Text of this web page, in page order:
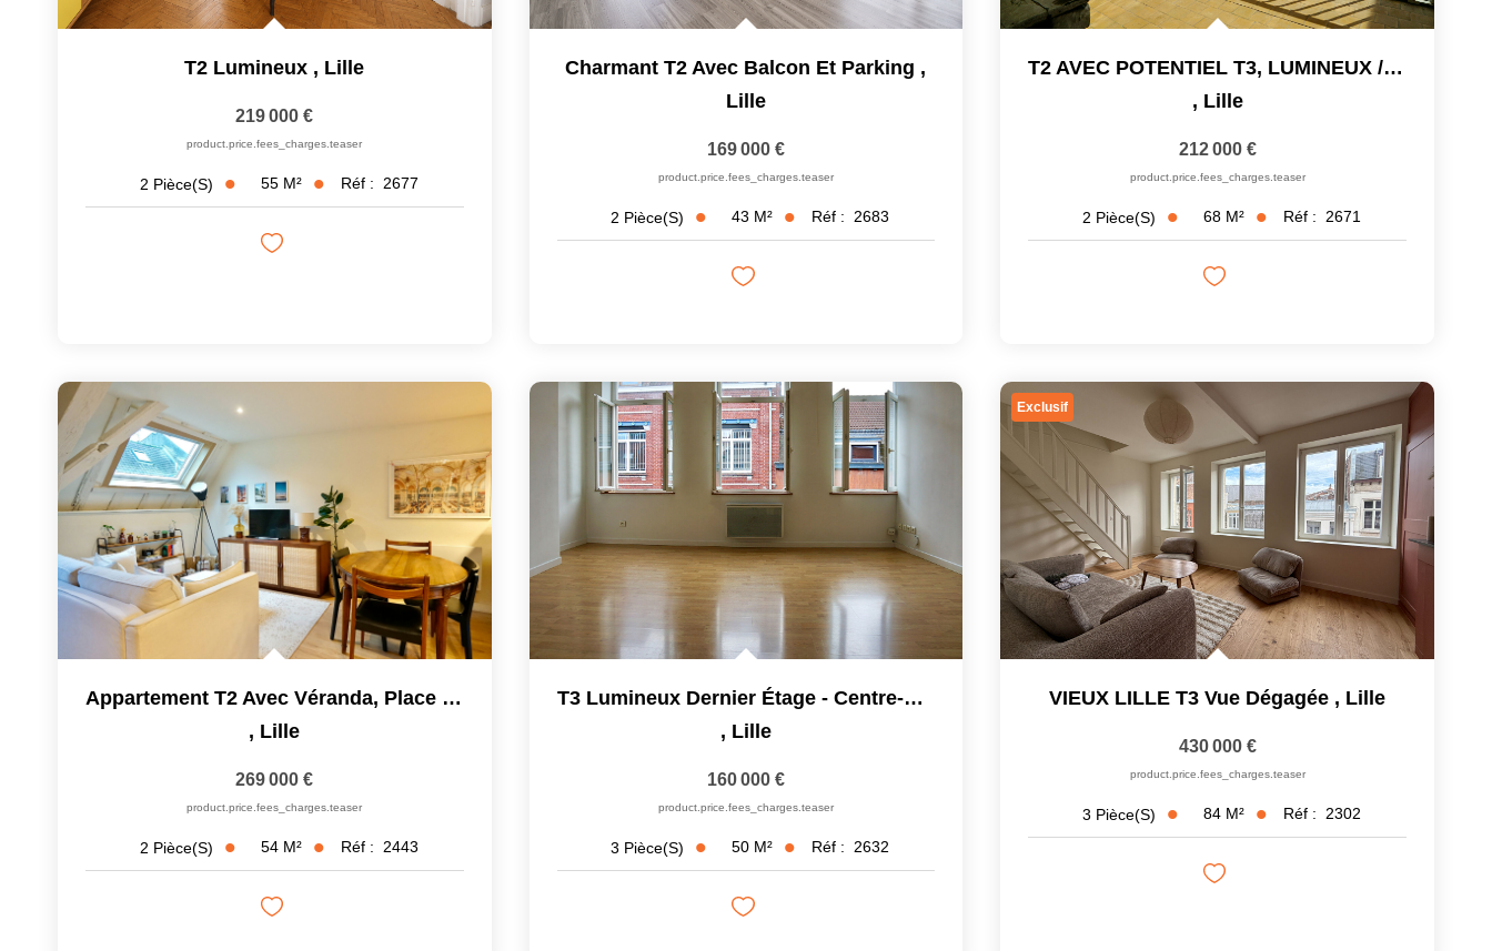
T2 Lumineux , Lille
219 000 €
product.price.fees_charges.teaser
2 Pièce(s) 55 M² Réf : 2677
Charmant T2 Avec Balcon Et Parking ,
Lille
169 000 €
product.price.fees_charges.teaser
2 Pièce(s) 43 M² Réf : 2683
T2 AVEC POTENTIEL T3, LUMINEUX / BELLE TERRASSE / MATÉRIAUX...
, Lille
212 000 €
product.price.fees_charges.teaser
2 Pièce(s) 68 M² Réf : 2671
Appartement T2 Avec Véranda, Place Louise De Béthignies,...
, Lille
269 000 €
product.price.fees_charges.teaser
2 Pièce(s) 54 M² Réf : 2443
T3 Lumineux Dernier Étage - Centre-Ville / Parc...
, Lille
160 000 €
product.price.fees_charges.teaser
3 Pièce(s) 50 M² Réf : 2632
Exclusif
VIEUX LILLE T3 Vue Dégagée , Lille
430 000 €
product.price.fees_charges.teaser
3 Pièce(s) 84 M² Réf : 2302